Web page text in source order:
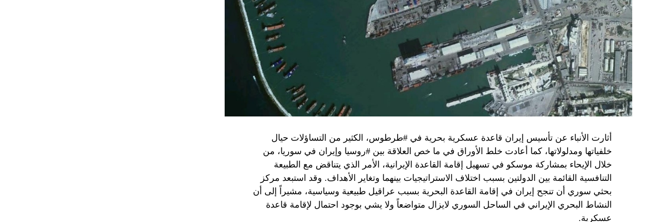
حماس تدرك أن وقف إطلاق النار مصلحة لفلسطين والمنطقة.
برنامج نتنياهو لا يريد السلام في المنطقة، وهو من سمح ببقاء حماس في الحكم.
حماس منذ ديسمبر قدمت لمصر رأيا يقول إنها مستعدة لحكومة وفاق وطني تمهيدا لإجراء انتخابات بعد ثلاث
أو أربع سنوات.
الجدية تقتضي أن يجري توافق على حكومة وفاق وطني.
الأمن الإسرائيلي يقول أنه لا يوجد سبب أمني للتواجد في محوار فيلادلفيا، ونتنياهو لا يريد الإصغاء.
SkyNewsArabia
أثارت الأنباء عن تأسيس إيران قاعدة عسكرية بحرية في #طرطوس، الكثير من التساؤلات حيال
خلفياتها ومدلولاتها، كما أعادت خلط الأوراق في ما خص العلاقة بين #روسيا وإيران في سوريا، من
خلال الإيحاء بمشاركة موسكو في تسهيل إقامة القاعدة الإيرانية، الأمر الذي يتناقض مع الطبيعة
التنافسية القائمة بين الدولتين بسبب اختلاف الاستراتيجيات بينهما وتغاير الأهداف. وقد استبعد مركز
بحثي سوري أن تنجح إيران في إقامة القاعدة البحرية بسبب عراقيل طبيعية وسياسية، مشيراً إلى أن
النشاط البحري الإيراني في الساحل السوري لايزال متواضعاً ولا يشي بوجود احتمال لإقامة قاعدة
عسكرية.